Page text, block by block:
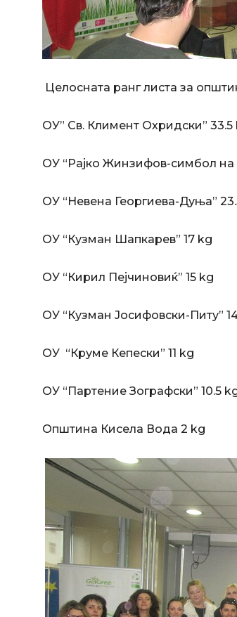
Целосната ранг листа за
ОУ” Св. Климент Охридски” 33.5
ОУ “Рајко Жинзифов-симбол на
ОУ “Невена Георгиева-Дуња”
ОУ “Кузман Шапкарев” 17 kg
ОУ “Кирил Пејчиновиќ” 15 kg
ОУ “Кузман Јосифовски-Питу”
ОУ “Круме Кепески” 11 kg
ОУ “Партение Зографски” 10.5
Општина Кисела Вода 2 kg